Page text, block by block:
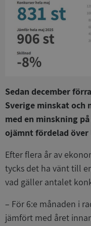
Sedan december
Sverige minskat och
med en minskning
ojämnt fördelad över
Efter flera år av
tycks det ha vänt till
vad gäller antalet
– För 6:e månaden i
jämfört med året